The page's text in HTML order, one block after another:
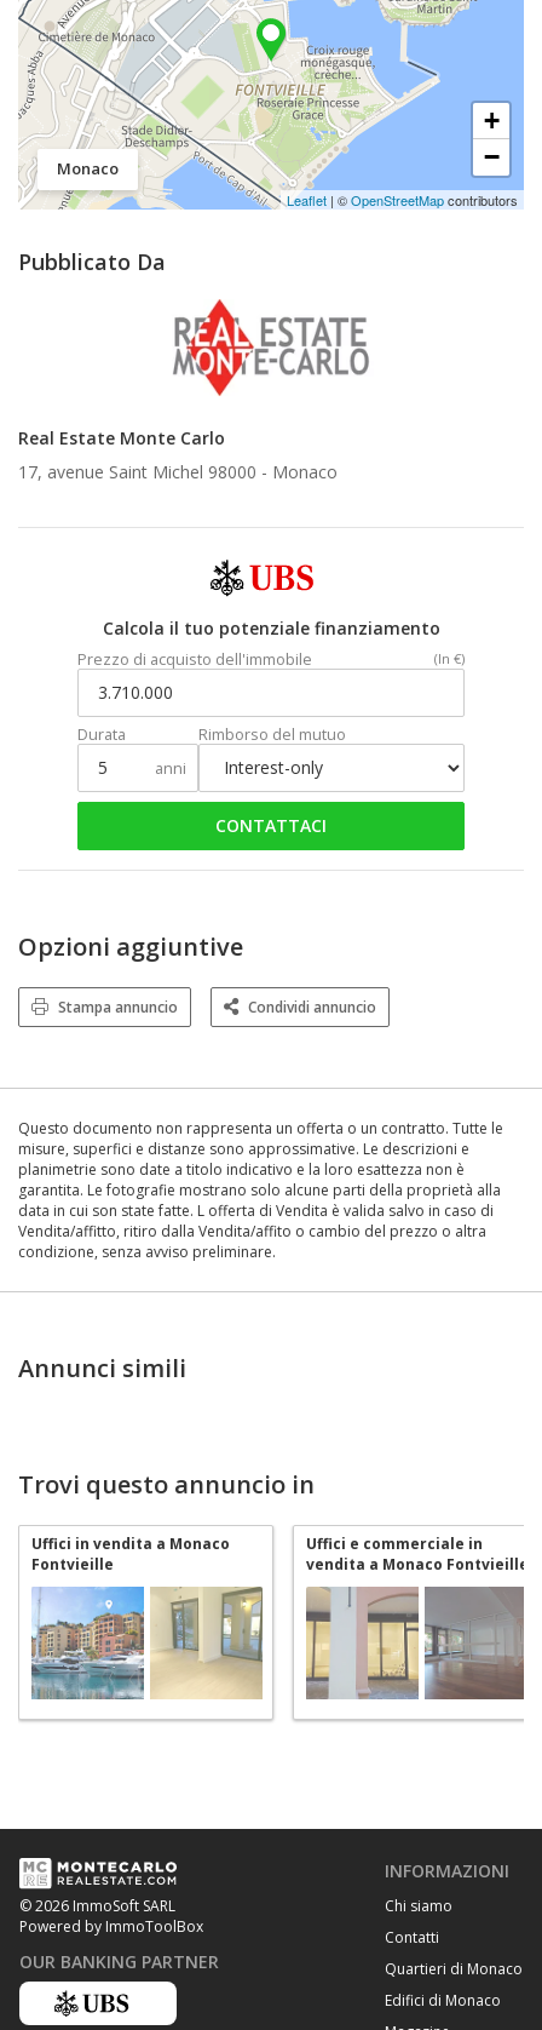
Monaco
+
−
Leaflet | ©OpenStreetMapcontributors
Pubblicato Da
Real Estate Monte Carlo
17, avenue Saint Michel 98000 - Monaco
Calcola il tuo potenziale finanziamento
Prezzo di acquisto dell'immobile (In €)
Durata
anni
Rimborso del mutuo
CONTATTACI
Opzioni aggiuntive
Stampa annuncio Condividi annuncio
Questo documento non rappresenta un offerta o un contratto. Tutte le
misure, superfici e distanze sono approssimative. Le descrizioni e
planimetrie sono date a titolo indicativo e la loro esattezza non è
garantita. Le fotografie mostrano solo alcune parti della proprietà alla
data in cui son state fatte. L offerta di Vendita è valida salvo in caso di
Vendita/affitto, ritiro dalla Vendita/affito o cambio del prezzo o altra
condizione, senza avviso preliminare.
Annunci simili
Trovi questo annuncio in
Uffici in vendita a Monaco
Fontvieille
Uffici e commerciale in
vendita a Monaco Fontvieille
© 2026 ImmoSoft SARL
Powered by ImmoToolBox
OUR BANKING PARTNER
INFORMAZIONI
Chi siamo
Contatti
Quartieri di Monaco
Edifici di Monaco